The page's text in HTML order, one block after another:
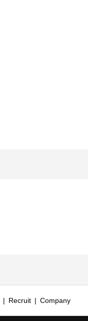
Recruit Company